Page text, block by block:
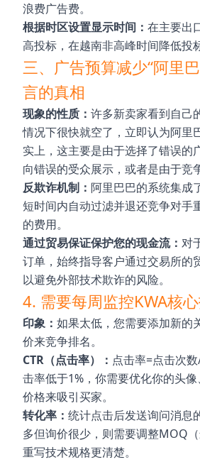
浪费广告费。
根据时区设置显示时间： 在主要出
高投标，在越南非高峰时间降低投标
三、广告预算减少“阿里
言的真相
现象的性质： 许多新卖家看到自己
情况下很快就空了，立即认为阿里
实上，这主要是由于选择了错误的
向错误的受众展示，或者是由于竞
反欺诈机制： 阿里巴巴的系统集成
短时间内自动过滤并退还竞争对手
的费用。
通过贸易保证保护您的现金流： 对
订单，始终指导客户通过交易所的
以避免外部技术欺诈的风险。
4. 需要每周监控KWA核
印象： 如果太低，您需要添加新的
价来竞争排名。
CTR（点击率）： 点击率=点击次
击率低于1%，你需要优化你的头
价格来吸引买家。
转化率： 统计点击后发送询问消息
多但询价很少，则需要调整MOQ
重写技术规格更清楚。